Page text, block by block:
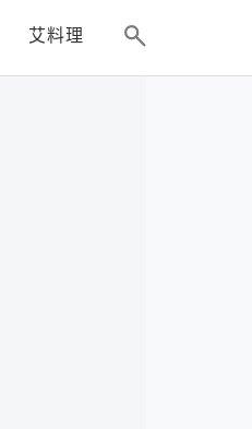
艾料理